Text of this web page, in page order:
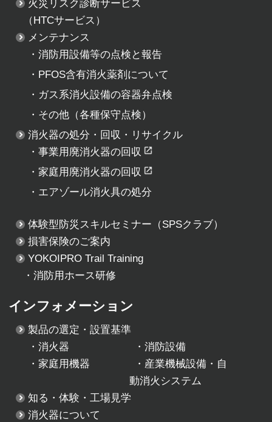
火災リスク診断サービス
（HTCサービス）
メンテナンス
・消防用設備等の点検と報告
・ PFOS含有消火薬剤について
・ ガス系消火設備の容器弁点検
・ その他（各種保守点検）
消火器の処分・回収・リサイクル
・事業用廃消火器の回収
・ 家庭用廃消火器の回収
・ エアゾール消火具の処分
体験型防災スキルセミナー （SPSクラブ）
損害保険のご案内
YOKOIPRO Trail Training
・消防用ホース研修
インフォメーション
製品の選定・設置基準
・消火器 ・ 消防設備
・ 家庭用機器 ・ 産業機械設備・自
動消火システム
知る・体験・工場見学
消火器について